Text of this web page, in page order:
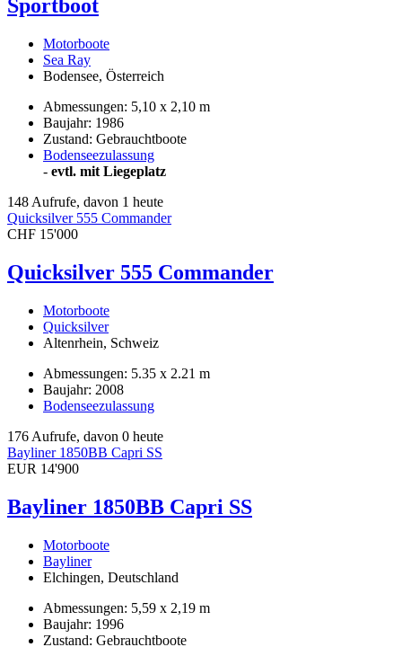
Sportboot
Motorboote
Sea Ray
Bodensee, Österreich
Abmessungen: 5,10 x 2,10 m
Baujahr: 1986
Zustand: Gebrauchtboote
Bodenseezulassung
- evtl. mit Liegeplatz
148 Aufrufe, davon 1 heute
Quicksilver 555 Commander
CHF 15'000
Quicksilver 555 Commander
Motorboote
Quicksilver
Altenrhein, Schweiz
Abmessungen: 5.35 x 2.21 m
Baujahr: 2008
Bodenseezulassung
176 Aufrufe, davon 0 heute
Bayliner 1850BB Capri SS
EUR 14'900
Bayliner 1850BB Capri SS
Motorboote
Bayliner
Elchingen, Deutschland
Abmessungen: 5,59 x 2,19 m
Baujahr: 1996
Zustand: Gebrauchtboote